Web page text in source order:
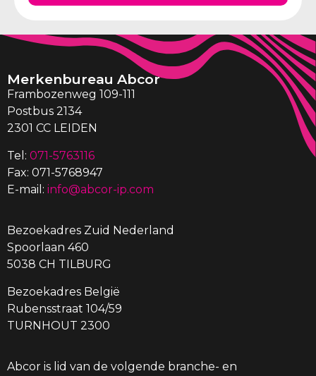
Merkenbureau Abcor
Frambozenweg 109-111
Postbus 2134
2301 CC LEIDEN
Tel: 071-5763116
Fax: 071-5768947
E-mail: info@abcor-ip.com
Bezoekadres Zuid Nederland
Spoorlaan 460
5038 CH TILBURG
Bezoekadres België
Rubensstraat 104/59
TURNHOUT 2300
Abcor is lid van de volgende branche- en